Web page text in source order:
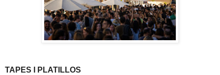
TAPES I PLATILLOS